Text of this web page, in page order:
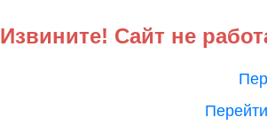
Извините! Сайт не